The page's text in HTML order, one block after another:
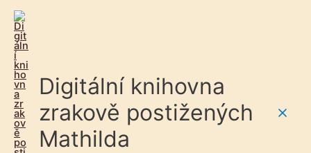
Digitální knihovna
zrakově postižených
Mathilda